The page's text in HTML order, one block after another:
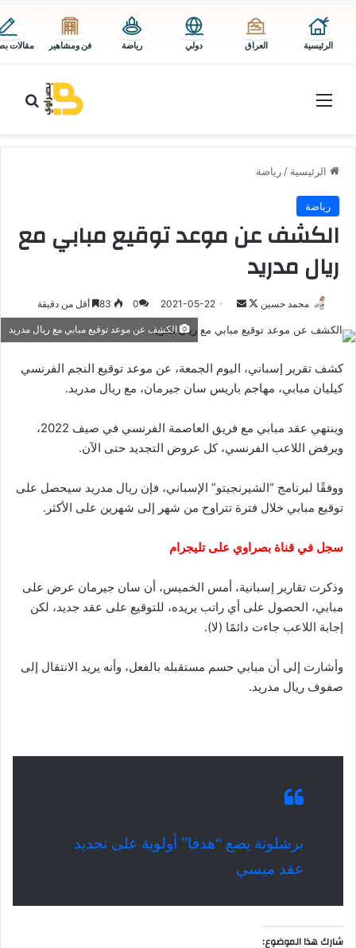
الرئيسية العراق دولي رياضة فن ومشاهير مقالات
القائمة
الرئيسية / رياضة
رياضة
الكشف عن موعد توقيع مبابي مع
ريال مدريد
محمد حسين
تابعأرسل 2021-05-22
0 أقل من دقيقة
الكشف عن موعد توقيع مبابي مع ريال مدريد
كشف تقرير إسباني، اليوم الجمعة، عن موعد توقيع النجم الفرنسي
كيليان مبابي، مهاجم باريس سان جيرمان، مع ريال مدريد.
وينتهي عقد مبابي مع فريق العاصمة الفرنسي في صيف 2022،
ويرفض اللاعب الفرنسي، كل عروض التجديد حتى الآن.
ووفقًا لبرنامج “الشيرنجيتو” الإسباني، فإن ريال مدريد سيحصل على
توقيع مبابي خلال فترة تتراوح من شهر إلى شهرين على الأكثر.
سجل في قناة بصراوي على تليجرام
وذكرت تقارير إسبانية، أمس الخميس، أن سان جيرمان عرض على
مبابي، الحصول على أي راتب يريده، للتوقيع على عقد جديد، لكن
إجابة اللاعب جاءت دائمًا (لا).
وأشارت إلى أن مبابي حسم مستقبله بالفعل، وأنه يريد الانتقال إلى
صفوف ريال مدريد.
برشلونة يضع “هدفا” أولوية على تجديد
عقد ميسي
شارك هذا الموضوع: